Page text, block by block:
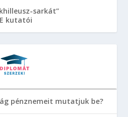
sarkát”
kutatói
pénznemeit mutatjuk be?